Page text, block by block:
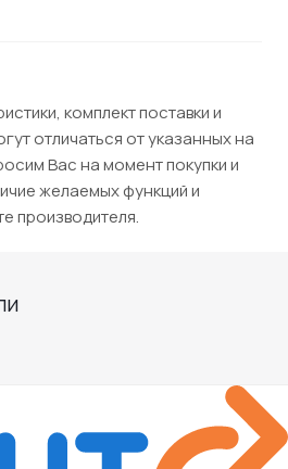
комплект поставки и
отличаться от указанных на
Вас на момент покупки и
желаемых функций и
производителя.